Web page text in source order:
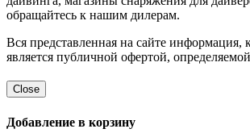
обращайтесь к нашим дилерам.
Вся представленная на сайте
является публичной офертой,
Close
Добавление в корзину